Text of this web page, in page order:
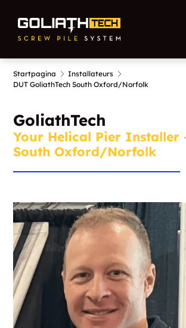
Startpagina
Installateurs
DUT GoliathTech South Oxford/Norfolk
GoliathTech
Your Helical Pier Installer
South Oxford/Norfolk